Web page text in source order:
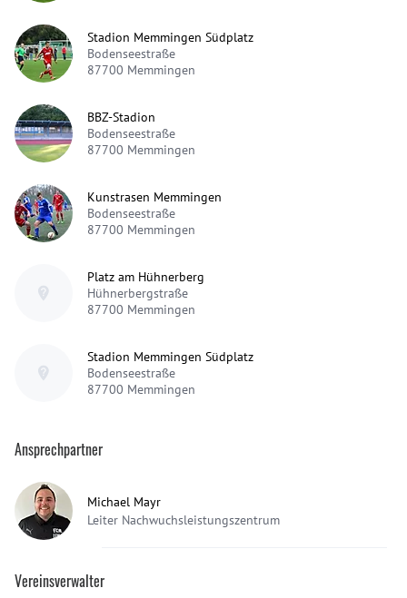
Stadion Memmingen Südplatz
Bodenseestraße
87700 Memmingen
BBZ-Stadion
Bodenseestraße
87700 Memmingen
Kunstrasen Memmingen
Bodenseestraße
87700 Memmingen
Platz am Hühnerberg
Hühnerbergstraße
87700 Memmingen
Stadion Memmingen Südplatz
Bodenseestraße
87700 Memmingen
Ansprechpartner
Michael Mayr
Leiter Nachwuchsleistungszentrum
Vereinsverwalter